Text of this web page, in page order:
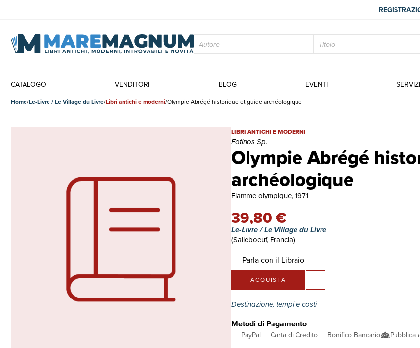
CATALOGO VENDITORI BLOG EVENTI SERVIZI
Home Le-Livre / Le Village du Livre Libri antichi e moderni Olympie Abrégé historique et guide archéologique
Olympie Abrégé
archéologique
Olympie Abrégé historique et guide archéologique | Libri
LIBRI ANTICHI E MODERNI
Fotinos Sp.
Flamme olympique, 1971
39,80 €
Le-Livre / Le Village du Livre
(Salleboeuf, Francia)
Parla con il Libraio
ACQUISTA
Destinazione, tempi e costi
Metodi di Pagamento
PayPal Carta di Credito Bonifico Bancario Pubblica